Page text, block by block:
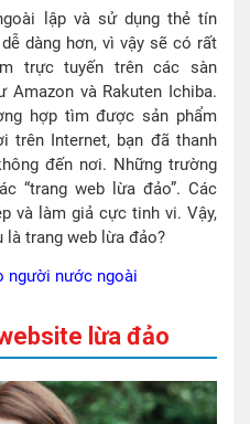
lập và sử dụng thẻ tín
dàng hơn, vì vậy sẽ có rất
trực tuyến trên các sàn
và Rakuten Ichiba.
hợp tìm được sản phẩm
trên Internet, bạn đã thanh
đến nơi. Những trường
“trang web lừa đảo”. Các
và làm giả cực tinh vi. Vậy,
là trang web lừa đảo?
người nước ngoài
lừa đảo